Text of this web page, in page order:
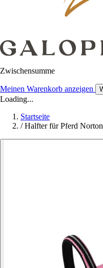
Zwischensumme
Meinen Warenkorb anzeigen
Loading...
Startseite
/ Halfter für Pferd